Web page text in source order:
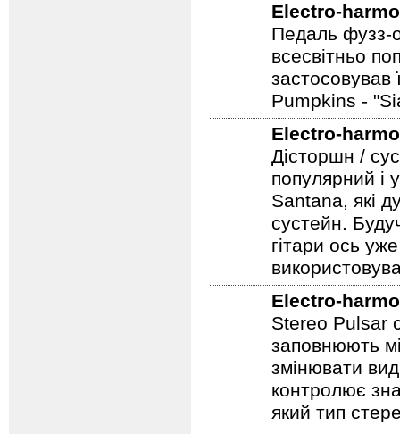
Electro-
Педаль фузз-
всесвітньо
застосовував
Pumpkins -
Electro-
Дісторшн /
популярний і
Santana, які
сустейн.
гітари ось
Electro-
Stereo Pulsar
заповнюють
змінювати
контролює
який тип